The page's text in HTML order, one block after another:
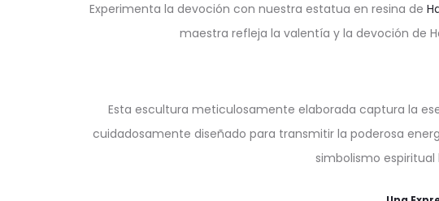
Experimenta la devoción con nuestra estatua en resina de
maestra refleja la valentía y la devoción de
Esta escultura meticulosamente elaborada captura la
cuidadosamente diseñado para transmitir la poderosa
simbolismo